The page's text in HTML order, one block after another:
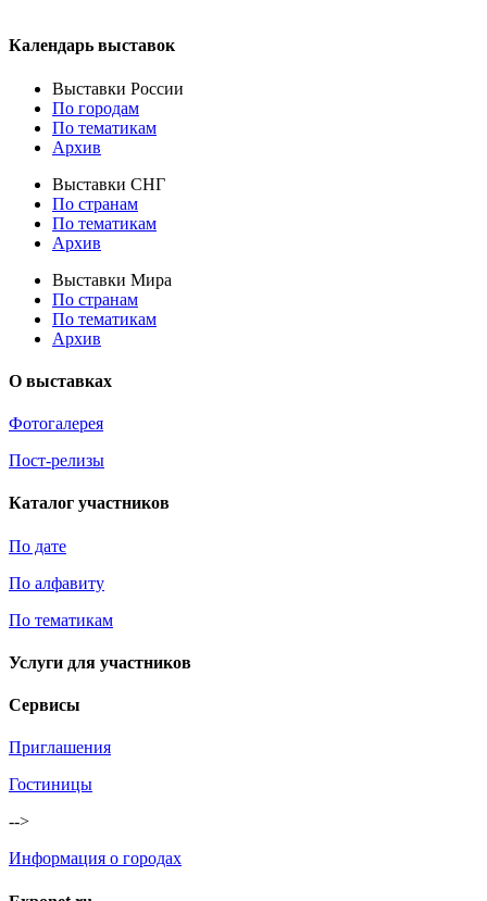
Календарь выставок
Выставки России
По городам
По тематикам
Архив
Выставки СНГ
По странам
По тематикам
Архив
Выставки Мира
По странам
По тематикам
Архив
О выставках
Фотогалерея
Пост-релизы
Каталог участников
По дате
По алфавиту
По тематикам
Услуги для участников
Сервисы
Приглашения
Гостиницы
-->
Информация о городах